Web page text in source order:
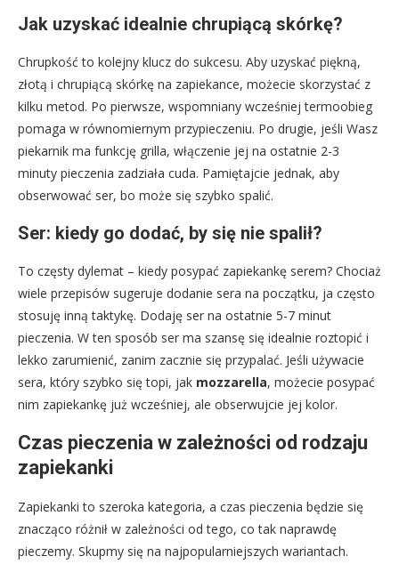
Jak uzyskać idealnie chrupiącą skórkę?
Chrupkość to kolejny klucz do sukcesu. Aby uzyskać piękną,
złotą i chrupiącą skórkę na zapiekance, możecie skorzystać z
kilku metod. Po pierwsze, wspomniany wcześniej termoobieg
pomaga w równomiernym przypieczeniu. Po drugie, jeśli Wasz
piekarnik ma funkcję grilla, włączenie jej na ostatnie 2-3
minuty pieczenia zadziała cuda. Pamiętajcie jednak, aby
obserwować ser, bo może się szybko spalić.
Ser: kiedy go dodać, by się nie spalił?
To częsty dylemat – kiedy posypać zapiekankę serem? Chociaż
wiele przepisów sugeruje dodanie sera na początku, ja często
stosuję inną taktykę. Dodaję ser na ostatnie 5-7 minut
pieczenia. W ten sposób ser ma szansę się idealnie roztopić i
lekko zarumienić, zanim zacznie się przypalać. Jeśli używacie
sera, który szybko się topi, jak mozzarella, możecie posypać
nim zapiekankę już wcześniej, ale obserwujcie jej kolor.
Czas pieczenia w zależności od rodzaju
zapiekanki
Zapiekanki to szeroka kategoria, a czas pieczenia będzie się
znacząco różnił w zależności od tego, co tak naprawdę
pieczemy. Skupmy się na najpopularniejszych wariantach.